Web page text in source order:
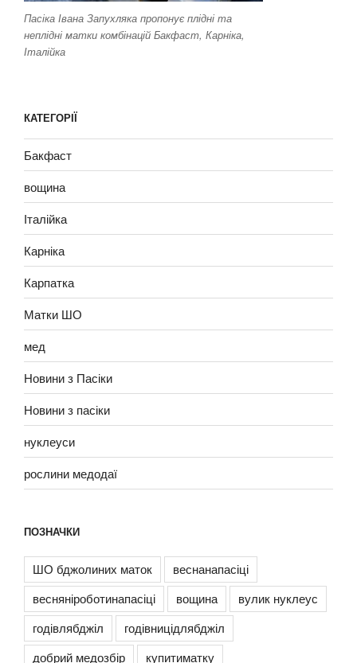
Пасіка Івана Запухляка пропонує плідні та
неплідні матки комбінацій Бакфаст, Карніка,
Італійка
КАТЕГОРІЇ
Бакфаст
вощина
Італійка
Карніка
Карпатка
Матки ШО
мед
Новини з Пасіки
Новини з пасіки
нуклеуси
рослини медодаї
ПОЗНАЧКИ
ШО бджолиних маток
веснанапасіці
весняніроботинапасіці
вощина
вулик нуклеус
годівлябджіл
годівницідлябджіл
добрий медозбір
купитиматку